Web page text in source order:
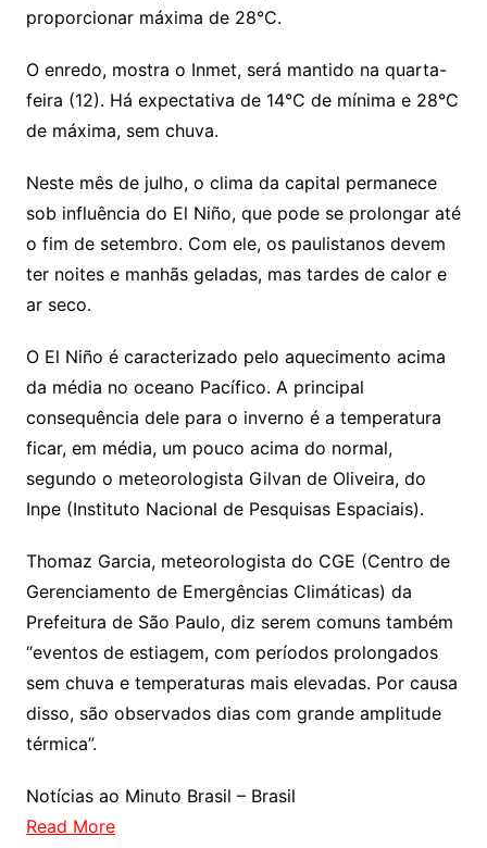
proporcionar máxima de 28°C.
O enredo, mostra o Inmet, será mantido na quarta-
feira (12). Há expectativa de 14°C de mínima e 28°C
de máxima, sem chuva.
Neste mês de julho, o clima da capital permanece
sob influência do El Niño, que pode se prolongar até
o fim de setembro. Com ele, os paulistanos devem
ter noites e manhãs geladas, mas tardes de calor e
ar seco.
O El Niño é caracterizado pelo aquecimento acima
da média no oceano Pacífico. A principal
consequência dele para o inverno é a temperatura
ficar, em média, um pouco acima do normal,
segundo o meteorologista Gilvan de Oliveira, do
Inpe (Instituto Nacional de Pesquisas Espaciais).
Thomaz Garcia, meteorologista do CGE (Centro de
Gerenciamento de Emergências Climáticas) da
Prefeitura de São Paulo, diz serem comuns também
“eventos de estiagem, com períodos prolongados
sem chuva e temperaturas mais elevadas. Por causa
disso, são observados dias com grande amplitude
térmica”.
Notícias ao Minuto Brasil – Brasil
Read More